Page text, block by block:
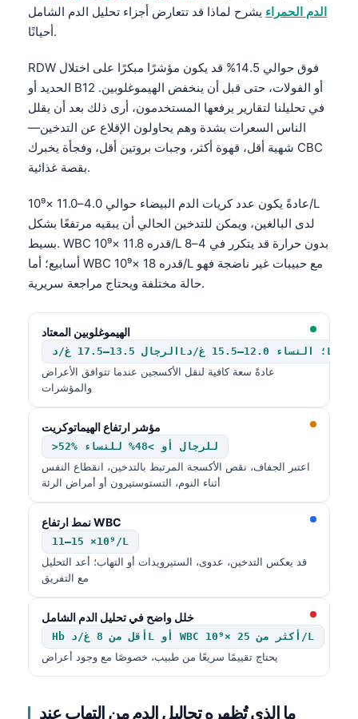
الدم الحمراء يشرح لماذا قد تتعارض أجزاء تحليل الدم الشامل
أحيانًا.
RDW فوق حوالي 14.5% قد يكون مؤشرًا مبكرًا على اختلال
الحديد أو B12 أو الفولات، حتى قبل أن ينخفض الهيموغلوبين.
في تحليلنا لتقارير يرفعها المستخدمون، أرى ذلك بعد أن يقلل
الناس السعرات بشدة وهم يحاولون الإقلاع عن التدخين—
شهية أقل، قهوة أكثر، وجبات بروتين أقل، وفجأة يخبرك CBC
بقصة غذائية.
عادةً يكون عدد كريات الدم البيضاء حوالي 4.0–11.0 ×10⁹/L
لدى البالغين، ويمكن للتدخين الحالي أن يبقيه مرتفعًا بشكل
بسيط. WBC قدره 11.8 ×10⁹/L بدون حرارة قد يتكرر في 4–8
أسابيع؛ أما WBC قدره 18 ×10⁹/L مع حبيبات غير ناضجة فهو
حالة مختلفة ويحتاج مراجعة سريرية.
الهيموغلوبين المعتاد
الرجال 13.5–17.5 غ/دL؛ النساء 12.0–15.5 غ/دL
عادةً سعة كافية لنقل الأكسجين عندما تتوافق الأعراض
والمؤشرات
مؤشر ارتفاع الهيماتوكريت
>52% للرجال أو >48% للنساء
اعتبر الجفاف، نقص الأكسجة المرتبط بالتدخين، انقطاع النفس
أثناء النوم، التستوستيرون أو أمراض الرئة
نمط ارتفاع WBC
11–15 ×10⁹/L
قد يعكس التدخين، عدوى، الستيرويدات أو التهاب؛ أعد التحليل
مع التفريق
خلل واضح في تحليل الدم الشامل
Hb أقل من 8 غ/دL أو WBC أكثر من 25 ×10⁹/L
يحتاج تقييمًا سريعًا من طبيب، خصوصًا مع وجود أعراض
ما الذي تُظهره تحاليل الدم من التهاب عند